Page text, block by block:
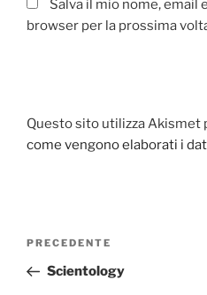
Salva il mio nome, email
browser per la prossima
Questo sito utilizza Akismet
come vengono elaborati i
Navigazione
Articolo
precedente:
PRECEDENTE
Scientology